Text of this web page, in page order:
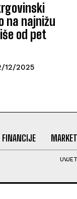
na najnižu
od pet
12/2025
FINANCIJE